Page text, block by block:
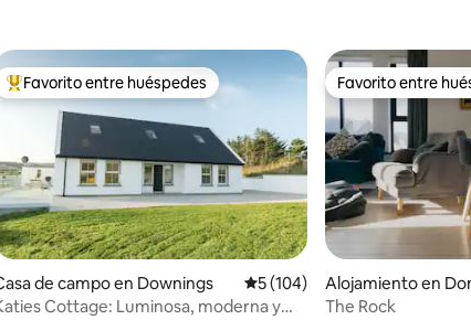
4.94 de 5, 65 reseñas
Favorito entre huéspedes preferido
Favorito entre huéspedes
de campo en Downings Calificación promedio: 5 de 5,
5 (104)
Cottage: Luminosa, moderna y
Favorito entre
Favorito entre
Alojamiento en
The Rock